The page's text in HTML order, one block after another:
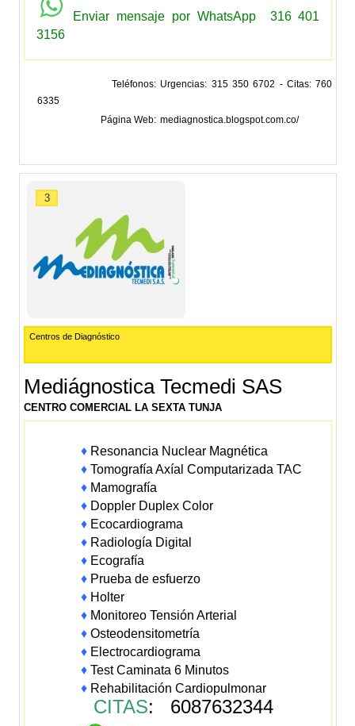
Enviar mensaje por WhatsApp316 401
3156
Teléfonos
Urgencias: 315 350 6702 - Citas: 760
6335
Página Web
mediagnostica.blogspot.com.co/
3
Centros de Diagnóstico
Mediágnostica Tecmedi SAS
CENTRO COMERCIAL LA SEXTA TUNJA
♦ Resonancia Nuclear Magnética
♦ Tomografía Axíal Computarizada TAC
♦ Mamografía
♦ Doppler Duplex Color
♦ Ecocardiograma
♦ Radiología Digital
♦ Ecografía
♦ Prueba de esfuerzo
♦ Holter
♦ Monitoreo Tensión Arterial
♦ Osteodensitometría
♦ Electrocardiograma
♦ Test Caminata 6 Minutos
♦ Rehabilitación Cardiopulmonar
CITAS: 6087632344